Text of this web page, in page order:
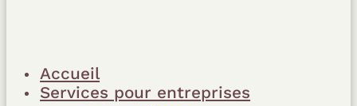
Accueil
Services pour entreprises